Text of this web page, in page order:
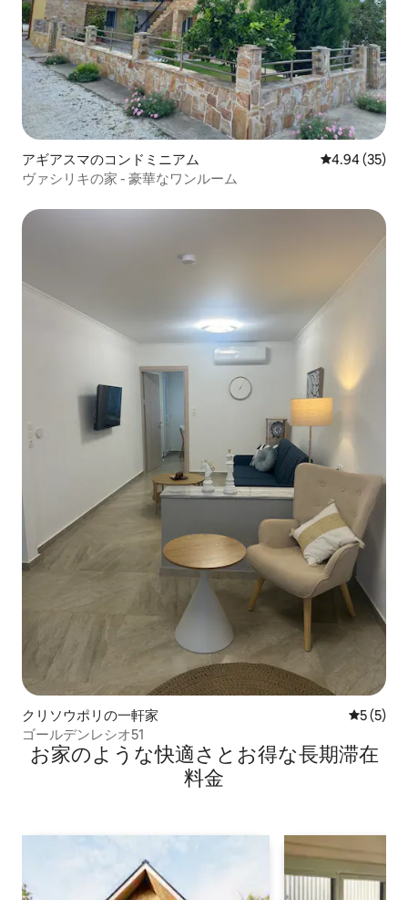
アギアスマのコンドミニアム レビュー35
4.94 (35)
ヴァシリキの家 - 豪華なワンルーム
クリソウポリの一軒家 レビュー
5 (5)
ゴールデンレシオ51
お家のような快⁠適⁠さ⁠とお⁠得⁠な長⁠期⁠滞⁠在
料⁠金